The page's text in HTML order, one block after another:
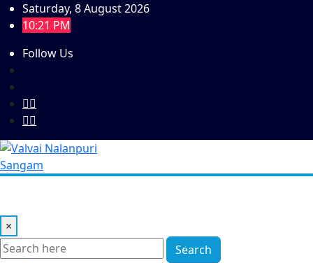
Skip
to
Saturday, 8 August 2026
10:21 PM
Follow Us
×
Search